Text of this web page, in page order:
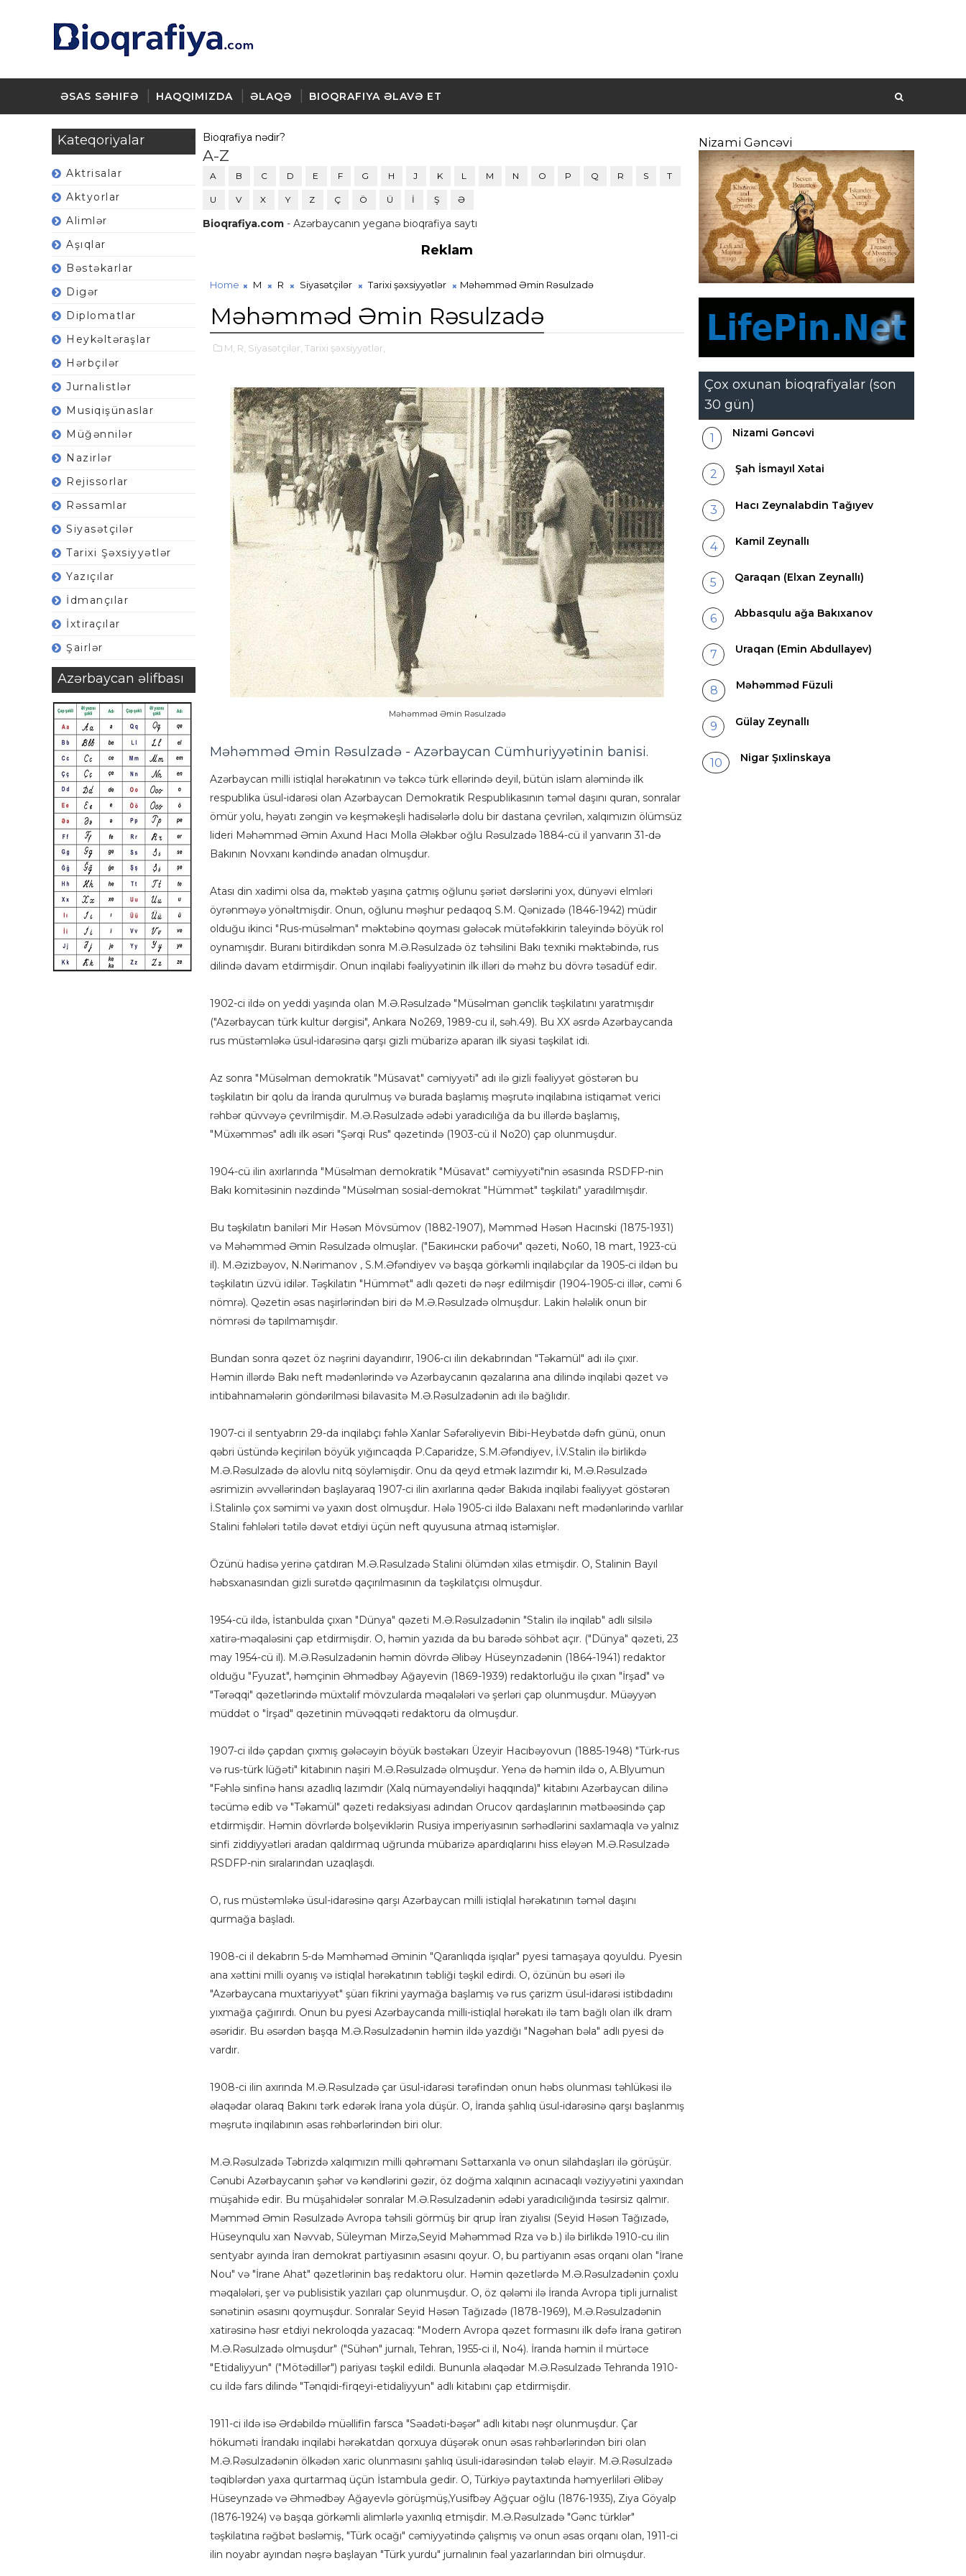
ƏSAS SƏHIFƏ HAQQIMIZDA ƏLAQƏ BIOQRAFIYA ƏLAVƏ ET
Kateqoriyalar
Aktrisalar
Aktyorlar
Alimlər
Aşıqlar
Bəstəkarlar
Digər
Diplomatlar
Heykəltəraşlar
Hərbçilər
Jurnalistlər
Musiqişünaslar
Müğənnilər
Nazirlər
Rejissorlar
Rəssamlar
Siyasətçilər
Tarixi Şəxsiyyətlər
Yazıçılar
İdmançılar
İxtiraçılar
Şairlər
Azərbaycan əlifbası
Bioqrafiya nədir?
A-Z
A B C D E F G H J K L M N O P Q R S T
U V X Y Z Ç Ö Ü İ Ş Ə
Bioqrafiya.com - Azərbaycanın yeganə bioqrafiya saytı
Reklam
Home M R Siyasətçilər Tarixi şəxsiyyətlər Məhəmməd Əmin Rəsulzadə
Məhəmməd Əmin Rəsulzadə
M, R, Siyasətçilər, Tarixi şəxsiyyətlər,
Məhəmməd Əmin Rəsulzadə
Məhəmməd Əmin Rəsulzadə - Azərbaycan Cümhuriyyətinin banisi.
Azərbaycan milli istiqlal hərəkatının və təkcə türk ellərində deyil, bütün islam aləmində ilk
respublika üsul-idarəsi olan Azərbaycan Demokratik Respublikasının təməl daşını quran, sonralar
ömür yolu, həyatı zəngin və keşməkeşli hadisələrlə dolu bir dastana çevrilən, xalqımızın ölümsüz
lideri Məhəmməd Əmin Axund Hacı Molla Ələkbər oğlu Rəsulzadə 1884-cü il yanvarın 31-də
Bakının Novxanı kəndində anadan olmuşdur.
Atası din xadimi olsa da, məktəb yaşına çatmış oğlunu şəriət dərslərini yox, dünyəvi elmləri
öyrənməyə yönəltmişdir. Onun, oğlunu məşhur pedaqoq S.M. Qənizadə (1846-1942) müdir
olduğu ikinci "Rus-müsəlman" məktəbinə qoyması gələcək mütəfəkkirin taleyində böyük rol
oynamışdır. Buranı bitirdikdən sonra M.Ə.Rəsulzadə öz təhsilini Bakı texniki məktəbində, rus
dilində davam etdirmişdir. Onun inqilabi fəaliyyətinin ilk illəri də məhz bu dövrə təsadüf edir.
1902-ci ildə on yeddi yaşında olan M.Ə.Rəsulzadə "Müsəlman gənclik təşkilatını yaratmışdır
("Azərbaycan türk kultur dərgisi", Ankara No269, 1989-cu il, səh.49). Bu XX əsrdə Azərbaycanda
rus müstəmləkə üsul-idarəsinə qarşı gizli mübarizə aparan ilk siyasi təşkilat idi.
Az sonra "Müsəlman demokratik "Müsavat" cəmiyyəti" adı ilə gizli fəaliyyət göstərən bu
təşkilatın bir qolu da İranda qurulmuş və burada başlamış məşrutə inqilabına istiqamət verici
rəhbər qüvvəyə çevrilmişdir. M.Ə.Rəsulzadə ədəbi yaradıcılığa da bu illərdə başlamış,
"Müxəmməs" adlı ilk əsəri "Şərqi Rus" qəzetində (1903-cü il No20) çap olunmuşdur.
1904-cü ilin axırlarında "Müsəlman demokratik "Müsavat" cəmiyyəti"nin əsasında RSDFP-nin
Bakı komitəsinin nəzdində "Müsəlman sosial-demokrat "Hümmət" təşkilatı" yaradılmışdır.
Bu təşkilatın baniləri Mir Həsən Mövsümov (1882-1907), Məmməd Həsən Hacınski (1875-1931)
və Məhəmməd Əmin Rəsulzadə olmuşlar. ("Бакински рабочи" qəzeti, No60, 18 mart, 1923-cü
il). M.Əzizbəyov, N.Nərimanov , S.M.Əfəndiyev və başqa görkəmli inqilabçılar da 1905-ci ildən bu
təşkilatın üzvü idilər. Təşkilatın "Hümmət" adlı qəzeti də nəşr edilmişdir (1904-1905-ci illər, cəmi 6
nömrə). Qəzetin əsas naşirlərindən biri də M.Ə.Rəsulzadə olmuşdur. Lakin hələlik onun bir
nömrəsi də tapılmamışdır.
Bundan sonra qəzet öz nəşrini dayandırır, 1906-cı ilin dekabrından "Təkamül" adı ilə çıxır.
Həmin illərdə Bakı neft mədənlərində və Azərbaycanın qəzalarına ana dilində inqilabi qəzet və
intibahnamələrin göndərilməsi bilavasitə M.Ə.Rəsulzadənin adı ilə bağlıdır.
1907-ci il sentyabrın 29-da inqilabçı fəhlə Xanlar Səfərəliyevin Bibi-Heybətdə dəfn günü, onun
qəbri üstündə keçirilən böyük yığıncaqda P.Caparidze, S.M.Əfəndiyev, İ.V.Stalin ilə birlikdə
M.Ə.Rəsulzadə də alovlu nitq söyləmişdir. Onu da qeyd etmək lazımdır ki, M.Ə.Rəsulzadə
əsrimizin əvvəllərindən başlayaraq 1907-ci ilin axırlarına qədər Bakıda inqilabi fəaliyyət göstərən
İ.Stalinlə çox səmimi və yaxın dost olmuşdur. Hələ 1905-ci ildə Balaxanı neft mədənlərində varlılar
Stalini fəhlələri tətilə dəvət etdiyi üçün neft quyusuna atmaq istəmişlər.
Özünü hadisə yerinə çatdıran M.Ə.Rəsulzadə Stalini ölümdən xilas etmişdir. O, Stalinin Bayıl
həbsxanasından gizli surətdə qaçırılmasının da təşkilatçısı olmuşdur.
1954-cü ildə, İstanbulda çıxan "Dünya" qəzeti M.Ə.Rəsulzadənin "Stalin ilə inqilab" adlı silsilə
xatirə-məqaləsini çap etdirmişdir. O, həmin yazıda da bu barədə söhbət açır. ("Dünya" qəzeti, 23
may 1954-cü il). M.Ə.Rəsulzadənin həmin dövrdə Əlibəy Hüseynzadənin (1864-1941) redaktor
olduğu "Fyuzat", həmçinin Əhmədbəy Ağayevin (1869-1939) redaktorluğu ilə çıxan "İrşad" və
"Tərəqqi" qəzetlərində müxtəlif mövzularda məqalələri və şerləri çap olunmuşdur. Müəyyən
müddət o "İrşad" qəzetinin müvəqqəti redaktoru da olmuşdur.
1907-ci ildə çapdan çıxmış gələcəyin böyük bəstəkarı Üzeyir Hacıbəyovun (1885-1948) "Türk-rus
və rus-türk lüğəti" kitabının naşiri M.Ə.Rəsulzadə olmuşdur. Yenə də həmin ildə o, A.Blyumun
"Fəhlə sinfinə hansı azadlıq lazımdır (Xalq nümayəndəliyi haqqında)" kitabını Azərbaycan dilinə
təcümə edib və "Təkamül" qəzeti redaksiyası adından Orucov qardaşlarının mətbəəsində çap
etdirmişdir. Həmin dövrlərdə bolşeviklərin Rusiya imperiyasının sərhədlərini saxlamaqla və yalnız
sinfi ziddiyyətləri aradan qaldırmaq uğrunda mübarizə apardıqlarını hiss eləyən M.Ə.Rəsulzadə
RSDFP-nin sıralarından uzaqlaşdı.
O, rus müstəmləkə üsul-idarəsinə qarşı Azərbaycan milli istiqlal hərəkatının təməl daşını
qurmağa başladı.
1908-ci il dekabrın 5-də Məmhəməd Əminin "Qaranlıqda işıqlar" pyesi tamaşaya qoyuldu. Pyesin
ana xəttini milli oyanış və istiqlal hərəkatının təbliği təşkil edirdi. O, özünün bu əsəri ilə
"Azərbaycana muxtariyyət" şüarı fikrini yaymağa başlamış və rus çarizm üsul-idarəsi istibdadını
yıxmağa çağırırdı. Onun bu pyesi Azərbaycanda milli-istiqlal hərəkatı ilə tam bağlı olan ilk dram
əsəridir. Bu əsərdən başqa M.Ə.Rəsulzadənin həmin ildə yazdığı "Nagəhan bəla" adlı pyesi də
vardır.
1908-ci ilin axırında M.Ə.Rəsulzadə çar üsul-idarəsi tərəfindən onun həbs olunması təhlükəsi ilə
əlaqədar olaraq Bakını tərk edərək İrana yola düşür. O, İranda şahlıq üsul-idarəsinə qarşı başlanmış
məşrutə inqilabının əsas rəhbərlərindən biri olur.
M.Ə.Rəsulzadə Təbrizdə xalqımızın milli qəhrəmanı Səttarxanla və onun silahdaşları ilə görüşür.
Cənubi Azərbaycanın şəhər və kəndlərini gəzir, öz doğma xalqının acınacaqlı vəziyyətini yaxından
müşahidə edir. Bu müşahidələr sonralar M.Ə.Rəsulzadənin ədəbi yaradıcılığında təsirsiz qalmır.
Məmməd Əmin Rəsulzadə Avropa təhsili görmüş bir qrup İran ziyalısı (Seyid Həsən Tağızadə,
Hüseynqulu xan Nəvvab, Süleyman Mirzə,Seyid Məhəmməd Rza və b.) ilə birlikdə 1910-cu ilin
sentyabr ayında İran demokrat partiyasının əsasını qoyur. O, bu partiyanın əsas orqanı olan "İrane
Nou" və "İrane Ahat" qəzetlərinin baş redaktoru olur. Həmin qəzetlərdə M.Ə.Rəsulzadənin çoxlu
məqalələri, şer və publisistik yazıları çap olunmuşdur. O, öz qələmi ilə İranda Avropa tipli jurnalist
sənətinin əsasını qoymuşdur. Sonralar Seyid Həsən Tağızadə (1878-1969), M.Ə.Rəsulzadənin
xatirəsinə həsr etdiyi nekroloqda yazacaq: "Modern Avropa qəzet formasını ilk dəfə İrana gətirən
M.Ə.Rəsulzadə olmuşdur" ("Sühən" jurnalı, Tehran, 1955-ci il, No4). İranda həmin il mürtəce
"Etidaliyyun" ("Mötədillər") pariyası təşkil edildi. Bununla əlaqədar M.Ə.Rəsulzadə Tehranda 1910-
cu ildə fars dilində "Tənqidi-firqeyi-etidaliyyun" adlı kitabını çap etdirmişdir.
1911-ci ildə isə Ərdəbildə müəllifin farsca "Səadəti-bəşər" adlı kitabı nəşr olunmuşdur. Çar
hökuməti İrandakı inqilabi hərəkatdan qorxuya düşərək onun əsas rəhbərlərindən biri olan
M.Ə.Rəsulzadənin ölkədən xaric olunmasını şahlıq üsuli-idarəsindən tələb eləyir. M.Ə.Rəsulzadə
təqiblərdən yaxa qurtarmaq üçün İstambula gedir. O, Türkiyə paytaxtında həmyerliləri Əlibəy
Hüseynzadə və Əhmədbəy Ağayevlə görüşmüş,Yusifbəy Ağçuar oğlu (1876-1935), Ziya Göyalp
(1876-1924) və başqa görkəmli alimlərlə yaxınlıq etmişdir. M.Ə.Rəsulzadə "Gənc türklər"
təşkilatına rəğbət bəsləmiş, "Türk ocağı" cəmiyyətində çalışmış və onun əsas orqanı olan, 1911-ci
ilin noyabr ayından nəşrə başlayan "Türk yurdu" jurnalının fəal yazarlarından biri olmuşdur.
Nizami Gəncəvi
Çox oxunan bioqrafiyalar (son
30 gün)
Nizami Gəncəvi
Şah İsmayıl Xətai
Hacı Zeynalabdin Tağıyev
Kamil Zeynallı
Qaraqan (Elxan Zeynallı)
Abbasqulu ağa Bakıxanov
Uraqan (Emin Abdullayev)
Məhəmməd Füzuli
Gülay Zeynallı
Nigar Şıxlinskaya